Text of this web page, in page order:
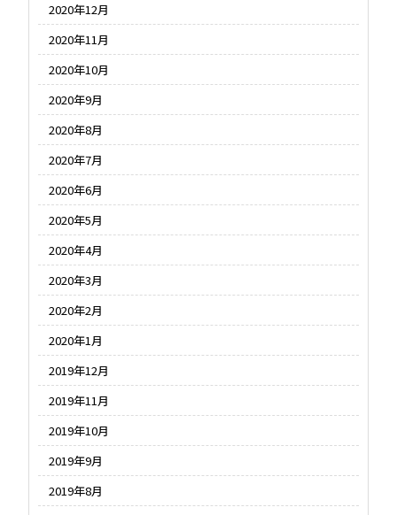
2020年12月
2020年11月
2020年10月
2020年9月
2020年8月
2020年7月
2020年6月
2020年5月
2020年4月
2020年3月
2020年2月
2020年1月
2019年12月
2019年11月
2019年10月
2019年9月
2019年8月